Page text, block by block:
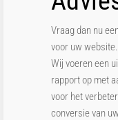
Vraag dan nu
voor uw website.
Wij voeren een
rapport op met
voor het
conversie van